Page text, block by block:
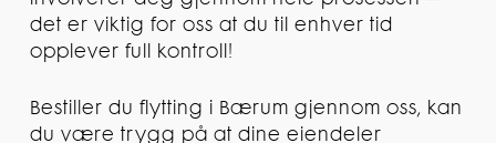
det er viktig for oss at du til enhver tid
opplever full kontroll!
Bestiller du flytting i Bærum gjennom oss, kan
du være trygg på at dine eiendeler